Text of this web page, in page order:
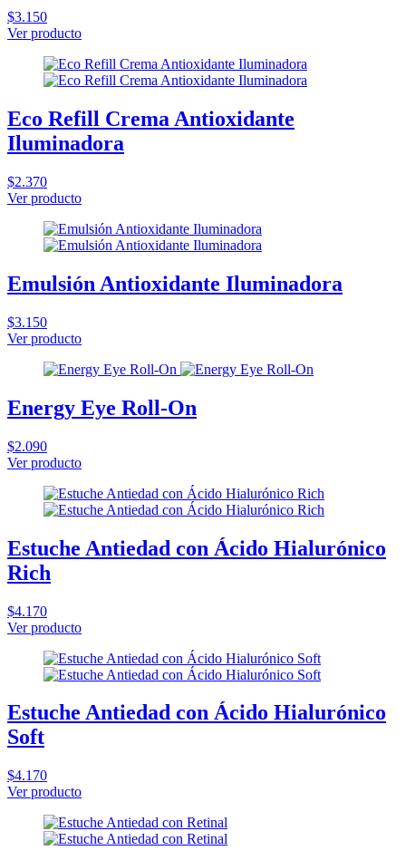
$3.150
Ver producto
Eco Refill Crema Antioxidante
Iluminadora
$2.370
Ver producto
Emulsión Antioxidante Iluminadora
$3.150
Ver producto
Energy Eye Roll-On
$2.090
Ver producto
Estuche Antiedad con Ácido Hialurónico
Rich
$4.170
Ver producto
Estuche Antiedad con Ácido Hialurónico
Soft
$4.170
Ver producto